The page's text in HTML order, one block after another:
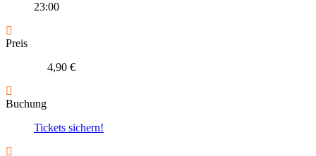
23:00
Preis
4,90 €
Buchung
Tickets sichern!